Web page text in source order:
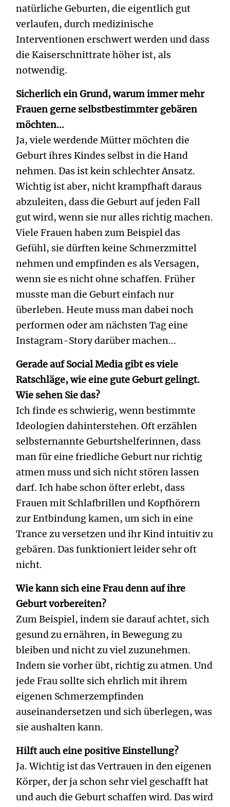
natürliche Geburten, die eigentlich gut
verlaufen, durch medizinische
Interventionen erschwert werden und dass
die Kaiserschnittrate höher ist, als
notwendig.
Sicherlich ein Grund, warum immer mehr
Frauen gerne selbstbestimmter gebären
möchten...
Ja, viele werdende Mütter möchten die
Geburt ihres Kindes selbst in die Hand
nehmen. Das ist kein schlechter Ansatz.
Wichtig ist aber, nicht krampfhaft daraus
abzuleiten, dass die Geburt auf jeden Fall
gut wird, wenn sie nur alles richtig machen.
Viele Frauen haben zum Beispiel das
Gefühl, sie dürften keine Schmerzmittel
nehmen und empfinden es als Versagen,
wenn sie es nicht ohne schaffen. Früher
musste man die Geburt einfach nur
überleben. Heute muss man dabei noch
performen oder am nächsten Tag eine
Instagram-Story darüber machen...
Gerade auf Social Media gibt es viele
Ratschläge, wie eine gute Geburt gelingt.
Wie sehen Sie das?
Ich finde es schwierig, wenn bestimmte
Ideologien dahinterstehen. Oft erzählen
selbsternannte Geburtshelferinnen, dass
man für eine friedliche Geburt nur richtig
atmen muss und sich nicht stören lassen
darf. Ich habe schon öfter erlebt, dass
Frauen mit Schlafbrillen und Kopfhörern
zur Entbindung kamen, um sich in eine
Trance zu versetzen und ihr Kind intuitiv zu
gebären. Das funktioniert leider sehr oft
nicht.
Wie kann sich eine Frau denn auf ihre
Geburt vorbereiten?
Zum Beispiel, indem sie darauf achtet, sich
gesund zu ernähren, in Bewegung zu
bleiben und nicht zu viel zuzunehmen.
Indem sie vorher übt, richtig zu atmen. Und
jede Frau sollte sich ehrlich mit ihrem
eigenen Schmerzempfinden
auseinandersetzen und sich überlegen, was
sie aushalten kann.
Hilft auch eine positive Einstellung?
Ja. Wichtig ist das Vertrauen in den eigenen
Körper, der ja schon sehr viel geschafft hat
und auch die Geburt schaffen wird. Das wird